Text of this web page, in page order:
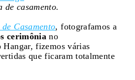
de casamento.
Casamento, fotografamos a
cerimônia no
Hangar, fizemos várias
que ficaram totalmente